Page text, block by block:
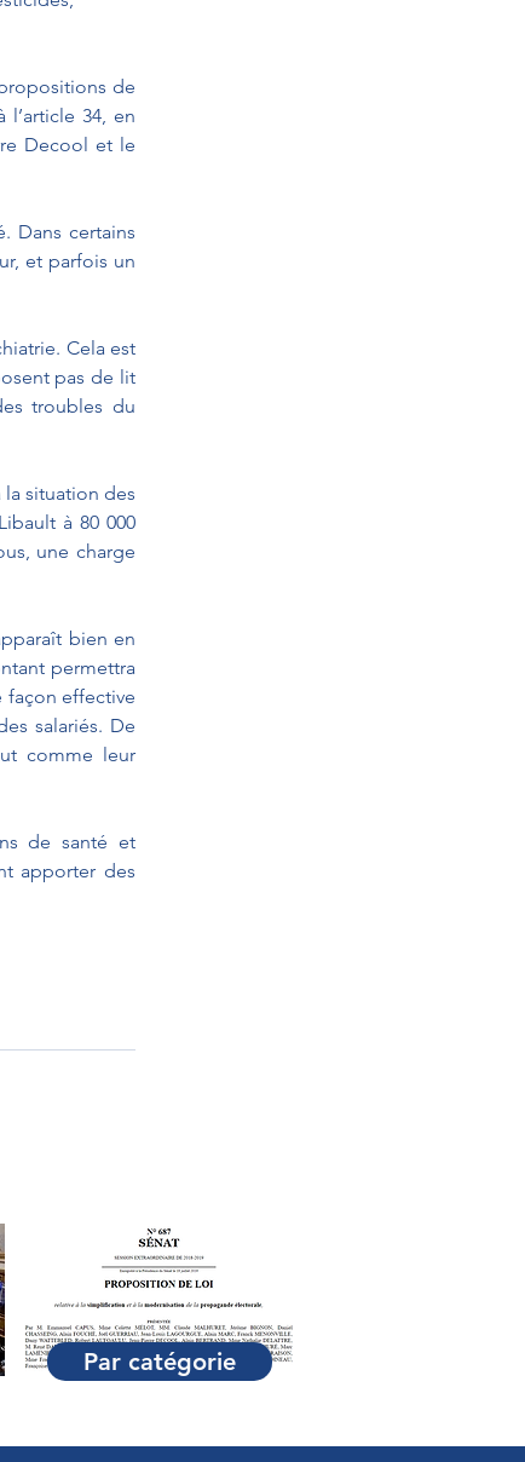
de
34, en
Decool et le
Dans certains
et parfois un
Cela est
pas de lit
troubles du
situation des
à 80 000
une charge
bien en
permettra
façon effective
salariés. De
comme leur
de santé et
apporter des
Par catégorie